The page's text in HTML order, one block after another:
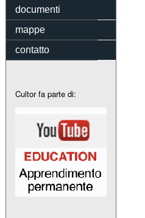
documenti
mappe
contatto
Cultor fa parte di: